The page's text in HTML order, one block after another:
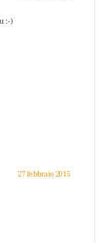
:-)
27 febbraio 2015